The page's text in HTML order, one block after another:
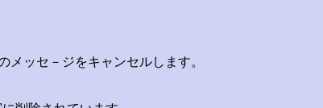
メッセ－ジをキャンセルします。